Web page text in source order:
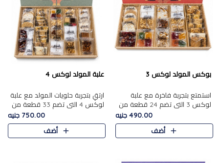
بوكس المولد لوكس 3
استمتع بتجربة فاخرة مع علبة
لوكس 3 التي تضم 24 قطعة من
أشهر حلويات المولد الشرقية
المختارة بعناية. تحتوي التشكيلة
على الجزرية بالفول، والملب..
490.00 جنيه
أضف
علبة المولد لوكس 4
ارتقِ بتجربة حلويات المولد مع علبة
لوكس 4 التي تضم 33 قطعة من
تشكيلة فاخرة ومتنوعة من أشهر
الأصناف الشرقية. تحتوي العلبة على
الجزرية بالفول،..
750.00 جنيه
أضف